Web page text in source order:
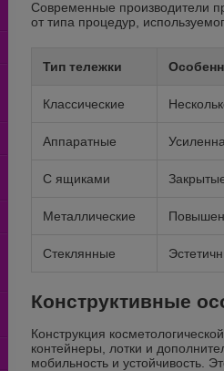
Современные производители
от типа процедур,
Тип тележки
Классические
Аппаратные
С ящиками
Металлические
Стеклянные
Конструктивные
Конструкция
контейнеры, лотки и
мобильность и устойчивость.